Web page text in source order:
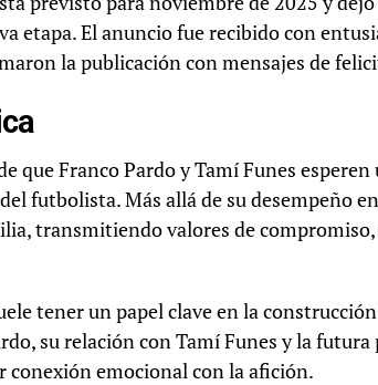
etapa. El anuncio fue recibido con
la publicación con mensajes de
que Franco Pardo y Tamí Funes
futbolista. Más allá de su desempeño
transmitiendo valores de
tener un papel clave en la
su relación con Tamí Funes y la
emocional con la afición.